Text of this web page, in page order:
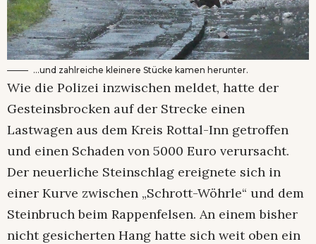
…und zahlreiche kleinere Stücke kamen herunter.
Wie die Polizei inzwischen meldet, hatte der
Gesteinsbrocken auf der Strecke einen
Lastwagen aus dem Kreis Rottal-Inn getroffen
und einen Schaden von 5000 Euro verursacht.
Der neuerliche Steinschlag ereignete sich in
einer Kurve zwischen „Schrott-Wöhrle“ und dem
Steinbruch beim Rappenfelsen. An einem bisher
nicht gesicherten Hang hatte sich weit oben ein